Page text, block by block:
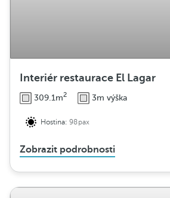
Interiér restaurace El Lagar
309.1m2 3m výška
Hostina:98pax
Zobrazit podrobnosti